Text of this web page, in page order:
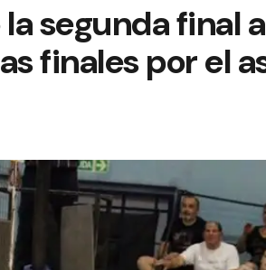
la segunda final
finales por el